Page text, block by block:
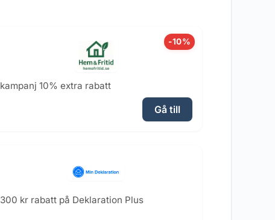
-10%
kampanj 10% extra rabatt
Gå till
300 kr rabatt på Deklaration Plus